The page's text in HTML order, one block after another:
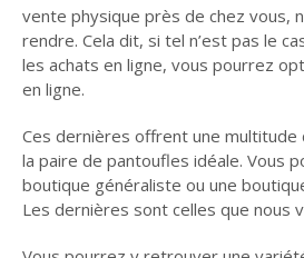
vente physique près de chez vous,
rendre. Cela dit, si tel n’est pas le
les achats en ligne, vous pourrez
en ligne.
Ces dernières offrent une multitude
la paire de pantoufles idéale. Vous
boutique généraliste ou une
Les dernières sont celles que nous